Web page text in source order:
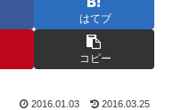
はてブ
コピー
2016.01.03 2016.03.25